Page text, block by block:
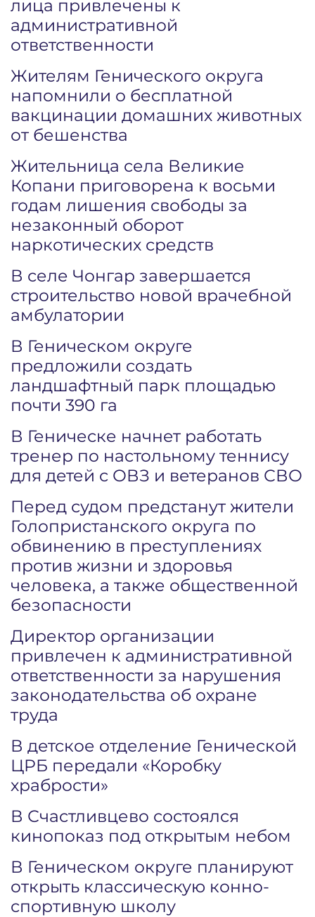
лица привлечены к
административной
ответственности
Жителям Генического округа
напомнили о бесплатной
вакцинации домашних животных
от бешенства
Жительница села Великие
Копани приговорена к восьми
годам лишения свободы за
незаконный оборот
наркотических средств
В селе Чонгар завершается
строительство новой врачебной
амбулатории
В Геническом округе
предложили создать
ландшафтный парк площадью
почти 390 га
В Геническе начнет работать
тренер по настольному теннису
для детей с ОВЗ и ветеранов СВО
Перед судом предстанут жители
Голопристанского округа по
обвинению в преступлениях
против жизни и здоровья
человека, а также общественной
безопасности
Директор организации
привлечен к административной
ответственности за нарушения
законодательства об охране
труда
В детское отделение Генической
ЦРБ передали «Коробку
храбрости»
В Счастливцево состоялся
кинопоказ под открытым небом
В Геническом округе планируют
открыть классическую конно-
спортивную школу